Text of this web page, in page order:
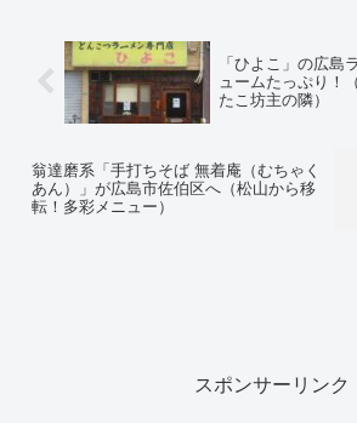
「ひよこ」の広島
ュームたっぷり！
たこ坊主の隣）
翁達磨系「手打ちそば 無着庵（むちゃく
あん）」が広島市佐伯区へ（松山から移
転！多彩メニュー）
スポンサーリンク